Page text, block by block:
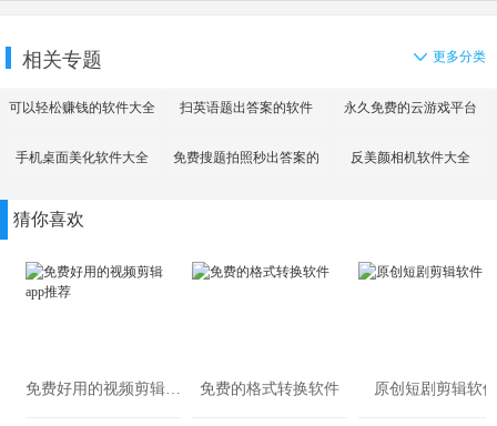
相关专题 更多分类
可以轻松赚钱的软件大全 扫英语题出答案的软件 永久免费的云游戏平台
手机桌面美化软件大全 免费搜题拍照秒出答案的 反美颜相机软件大全
猜你喜欢
免费好用的视频剪辑app推荐 免费的格式转换软件 原创短剧剪辑软件